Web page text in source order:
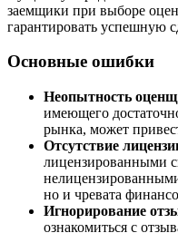
заемщики при выборе
гарантировать успешную
Основные ошибки
Неопытность
имеющего
рынка, может
Отсутствие
лицензированными
но и чревата
Игнорирование
ознакомиться с